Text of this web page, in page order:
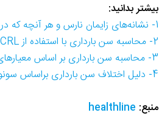
بیشتر بدانید:
1- نشانه‌های زایمان نارس و هر آنچه که در انتظار نوزاد نارس است
2- محاسبه سن بارداری با استفاده از CRL (طول فرق سر تا دنبالچه)
3- محاسبه سن بارداری بر اساس معیارهای سونوگرافی
4- دلیل اختلاف سن بارداری براساس سونوگرافی چیست؟
منبع: healthline